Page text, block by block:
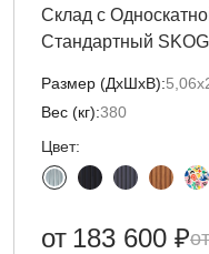
Склад с
Стандартный
Размер (ДxШxВ):
Вес (кг):380
Цвет:
от 183 600 ₽